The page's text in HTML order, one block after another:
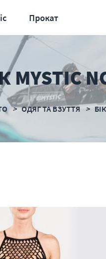
Прокат
ОДЯГ ТА ВЗУТТЯ